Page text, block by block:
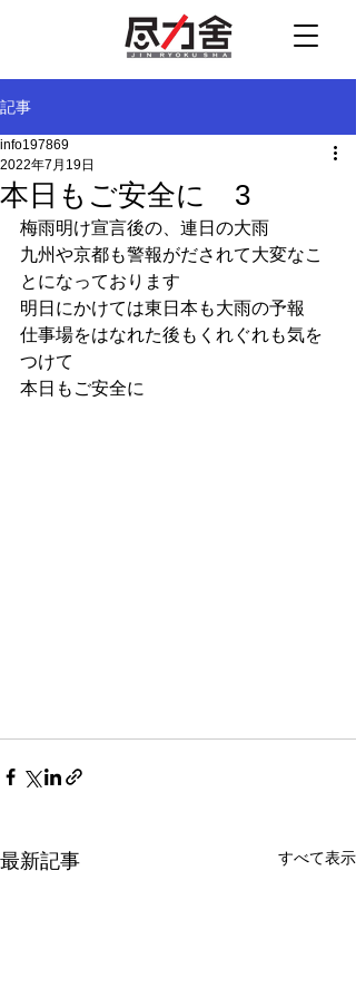
記事
本日もご安全に 3
info197869
2022年7月19日
梅雨明け宣言後の、連日の大雨
九州や京都も警報がだされて大変なこ
とになっております
明日にかけては東日本も大雨の予報
仕事場をはなれた後もくれぐれも気を
つけて
本日もご安全に
最新記事 すべて表示